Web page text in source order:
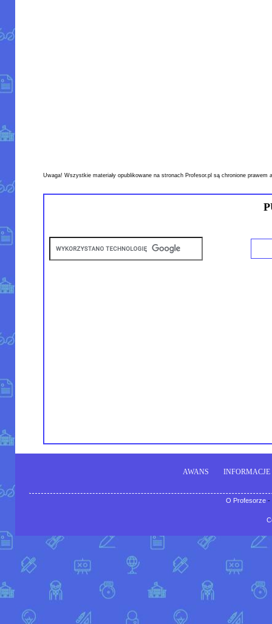
Uwaga! Wszystkie materiały opublikowane na stronach Profesor.pl są chronione
AWANS INFORMACJE
O Profesorze-